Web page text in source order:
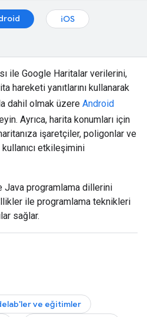
iOS
ile Google Haritalar verilerini,
hareketi yanıtlarını kullanarak
dahil olmak üzere Android
Ayrıca, harita konumları için
işaretçiler, poligonlar ve
etkileşimini
Java programlama dillerini
ile programlama teknikleri
sağlar.
ve eğitimler